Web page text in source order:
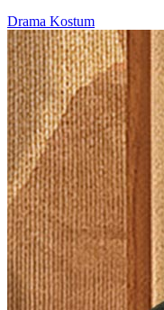
Drama Kostum